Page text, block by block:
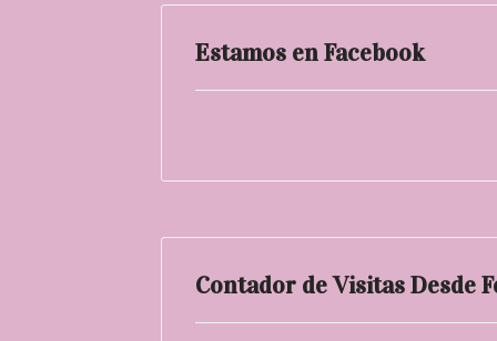
Estamos en Facebook
Contador de Visitas Desde